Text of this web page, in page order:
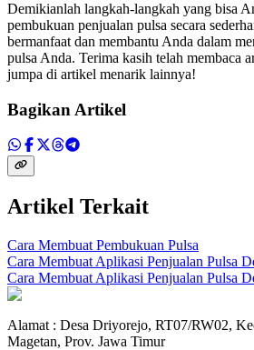
Demikianlah langkah-langkah yang bisa
pembukuan penjualan pulsa secara
bermanfaat dan membantu Anda dalam
pulsa Anda. Terima kasih telah membaca
jumpa di artikel menarik lainnya!
Bagikan Artikel
Artikel Terkait
Cara Membuat Pembukuan Pulsa
Cara Membuat Aplikasi Penjualan Pulsa
Cara Membuat Aplikasi Penjualan Pulsa
Alamat : Desa Driyorejo, RT07/RW02,
Magetan, Prov. Jawa Timur